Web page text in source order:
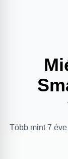
Több mint 7